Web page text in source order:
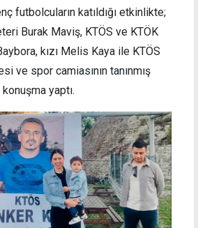
futbolcuların katıldığı etkinlikte;
Burak Maviş, KTÖS ve KTÖK
kızı Melis Kaya ile KTÖS
ve spor camiasının tanınmış
yaptı.